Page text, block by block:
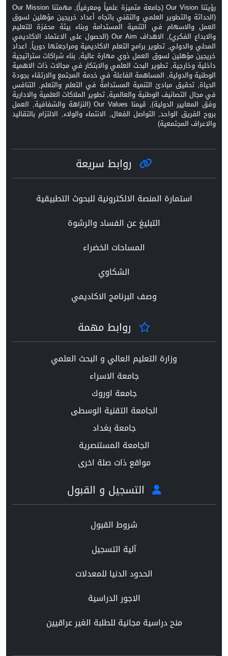
رؤيتنا Our Vision (جامعة متميزة علمياً ومعرفياً), مهمتنا Our Mission
(الحداثة والتطوير العلمي والتقني باتجاه أعداد خريجين مؤهلين لسوق
العمل والاسهام في التنمية المستدامة وبناء بيئة محفزة للتعليم
والابداع الفكري), الاهداف Our Aim (الحصول على الاعتماد الاكاديمي
المحلي والدولي, تطوير برامج التعلم الاكاديمية ومراجعتها دورياً, اعداد
خريجين مؤهلين لسوق العمل ذوي مهارة عالية, بناء شراكات ستراتيجية
داخلية وخارجية, تطوير البحث العلمي والابتكار في مجالات ذات الاهمية
الوطنية والدولية, المساهمة الفاعلة في خدمة المجتمع والارتقاء بجودة
الحياة, تحقيق مبادئ التنمية المستدامة في التعلم والتعلم, التنافس
في مجال التصانيف الوطنية والعالمية, تطوير الملاكات العلمية والادارية
وفق المعايير الدولية), قيمنا Our Values (النزاهة والشفافية, العمل
بروح الفريق الواحد, التواصل الفعال, الانتماء والولاء, الالتزام بالتقاليد
والاعراف المجتمعية)
روابط سريعة
استمارة المنصة الالكترونية للبحوث التطبيقية
التبليغ عن الفساد والرشوة
المساحات الخضراء
الشكاوي
وصف البرنامج الاكاديمي
روابط مهمة
وزارة التعليم العالي و البحث العلمي
جامعة الاسراء
جامعة اوروك
الجامعة التقنية الوسطى
جامعة بغداد
الجامعة المستنصرية
مواقع ذات صلة اخرى
التسجيل و القبول
شروط القبول
آلية التسجيل
الحدود الدنيا للمعدلات
الاجور الدراسية
منح دراسية مجانية للطلبة الغير عراقيين